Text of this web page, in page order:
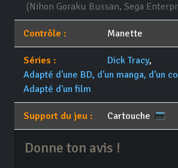
(Nihon Goraku Bussan, Sega
Contrôle : Manette
Séries : Dick Tracy,
Adapté d'une BD, d'un manga, d'un
Adapté d'un film
Support du jeu : Cartouche
Donne ton avis !